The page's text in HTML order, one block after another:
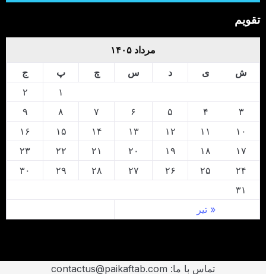
تقویم
مرداد ۱۴۰۵
ش
ی د س چ پ ج
« تیر
۱
۲
۳
۴ ۵ ۶ ۷ ۸
۹
۱۰
۱۱ ۱۲ ۱۳ ۱۴ ۱۵
۱۶
۱۷
۱۸ ۱۹ ۲۰ ۲۱ ۲۲
۲۳
۲۴
۲۵ ۲۶ ۲۷ ۲۸ ۲۹
۳۰
۳۱
تماس با ما: contactus@paikaftab.com